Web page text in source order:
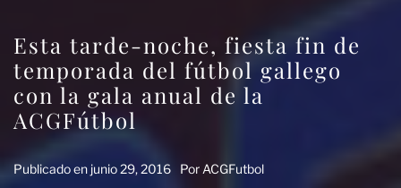
Esta tarde-noche, fiesta fin de
temporada del fútbol gallego
con la gala anual de la
ACGFútbol
Publicado en junio 29, 2016 Por ACGFutbol